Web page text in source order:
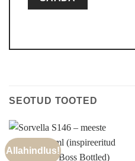
SEOTUD TOOTED
Allahindlus!